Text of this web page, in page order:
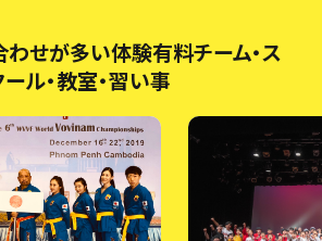
わせが多い体験有料チーム・ス
ル・教室・習い事